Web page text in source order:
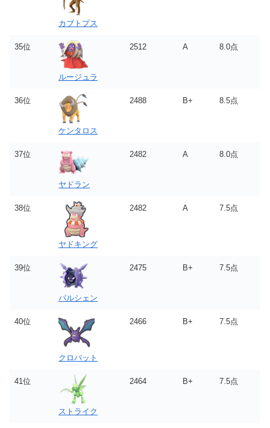
カブトプス
35位
ルージュラ
2512 A 8.0点
36位
ケンタロス
2488 B+ 8.5点
37位
ヤドラン
2482 A 8.0点
38位
ヤドキング
2482 A 7.5点
39位
パルシェン
2475 B+ 7.5点
40位
クロバット
2466 B+ 7.5点
41位
ストライク
2464 B+ 7.5点